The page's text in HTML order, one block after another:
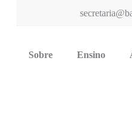
Sobre Ensino